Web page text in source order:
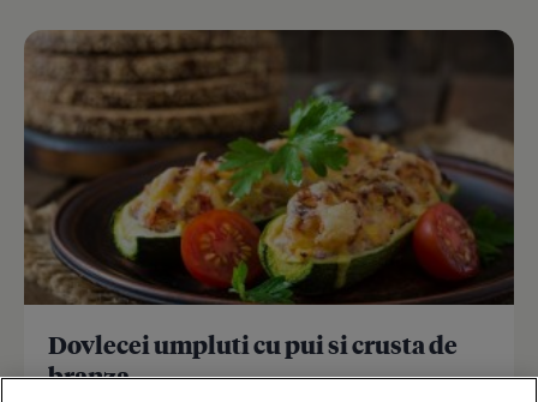
Dovlecei umpluti cu pui si crusta de
branza